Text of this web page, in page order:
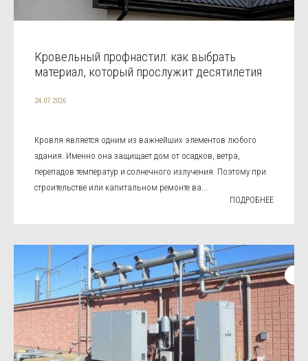
Кровельный профнастил: как выбрать
материал, который прослужит десятилетия
24.07.2026
Кровля является одним из важнейших элементов любого
здания. Именно она защищает дом от осадков, ветра,
перепадов температур и солнечного излучения. Поэтому при
строительстве или капитальном ремонте ва...
ПОДРОБНЕЕ